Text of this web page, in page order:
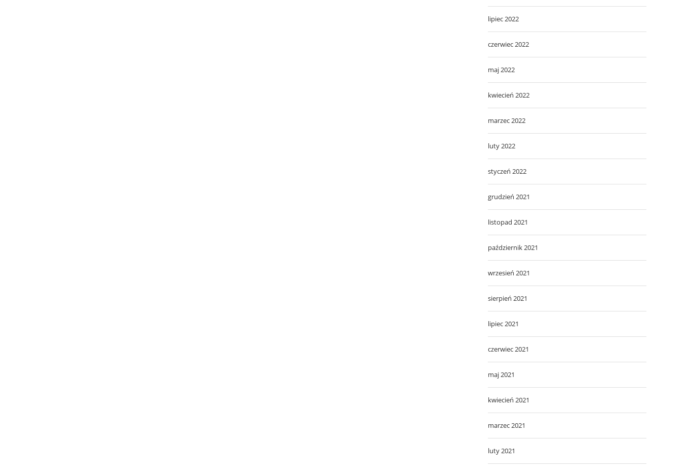
lipiec 2022
czerwiec 2022
maj 2022
kwiecień 2022
marzec 2022
luty 2022
styczeń 2022
grudzień 2021
listopad 2021
październik 2021
wrzesień 2021
sierpień 2021
lipiec 2021
czerwiec 2021
maj 2021
kwiecień 2021
marzec 2021
luty 2021